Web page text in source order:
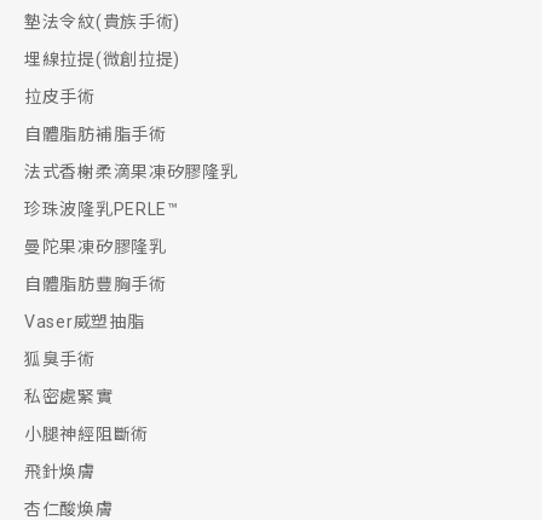
墊法令紋(貴族手術)
埋線拉提(微創拉提)
拉皮手術
自體脂肪補脂手術
法式香榭柔滴果凍矽膠隆乳
珍珠波隆乳PERLE™
曼陀果凍矽膠隆乳
自體脂肪豐胸手術
Vaser威塑抽脂
狐臭手術
私密處緊實
小腿神經阻斷術
飛針煥膚
杏仁酸煥膚